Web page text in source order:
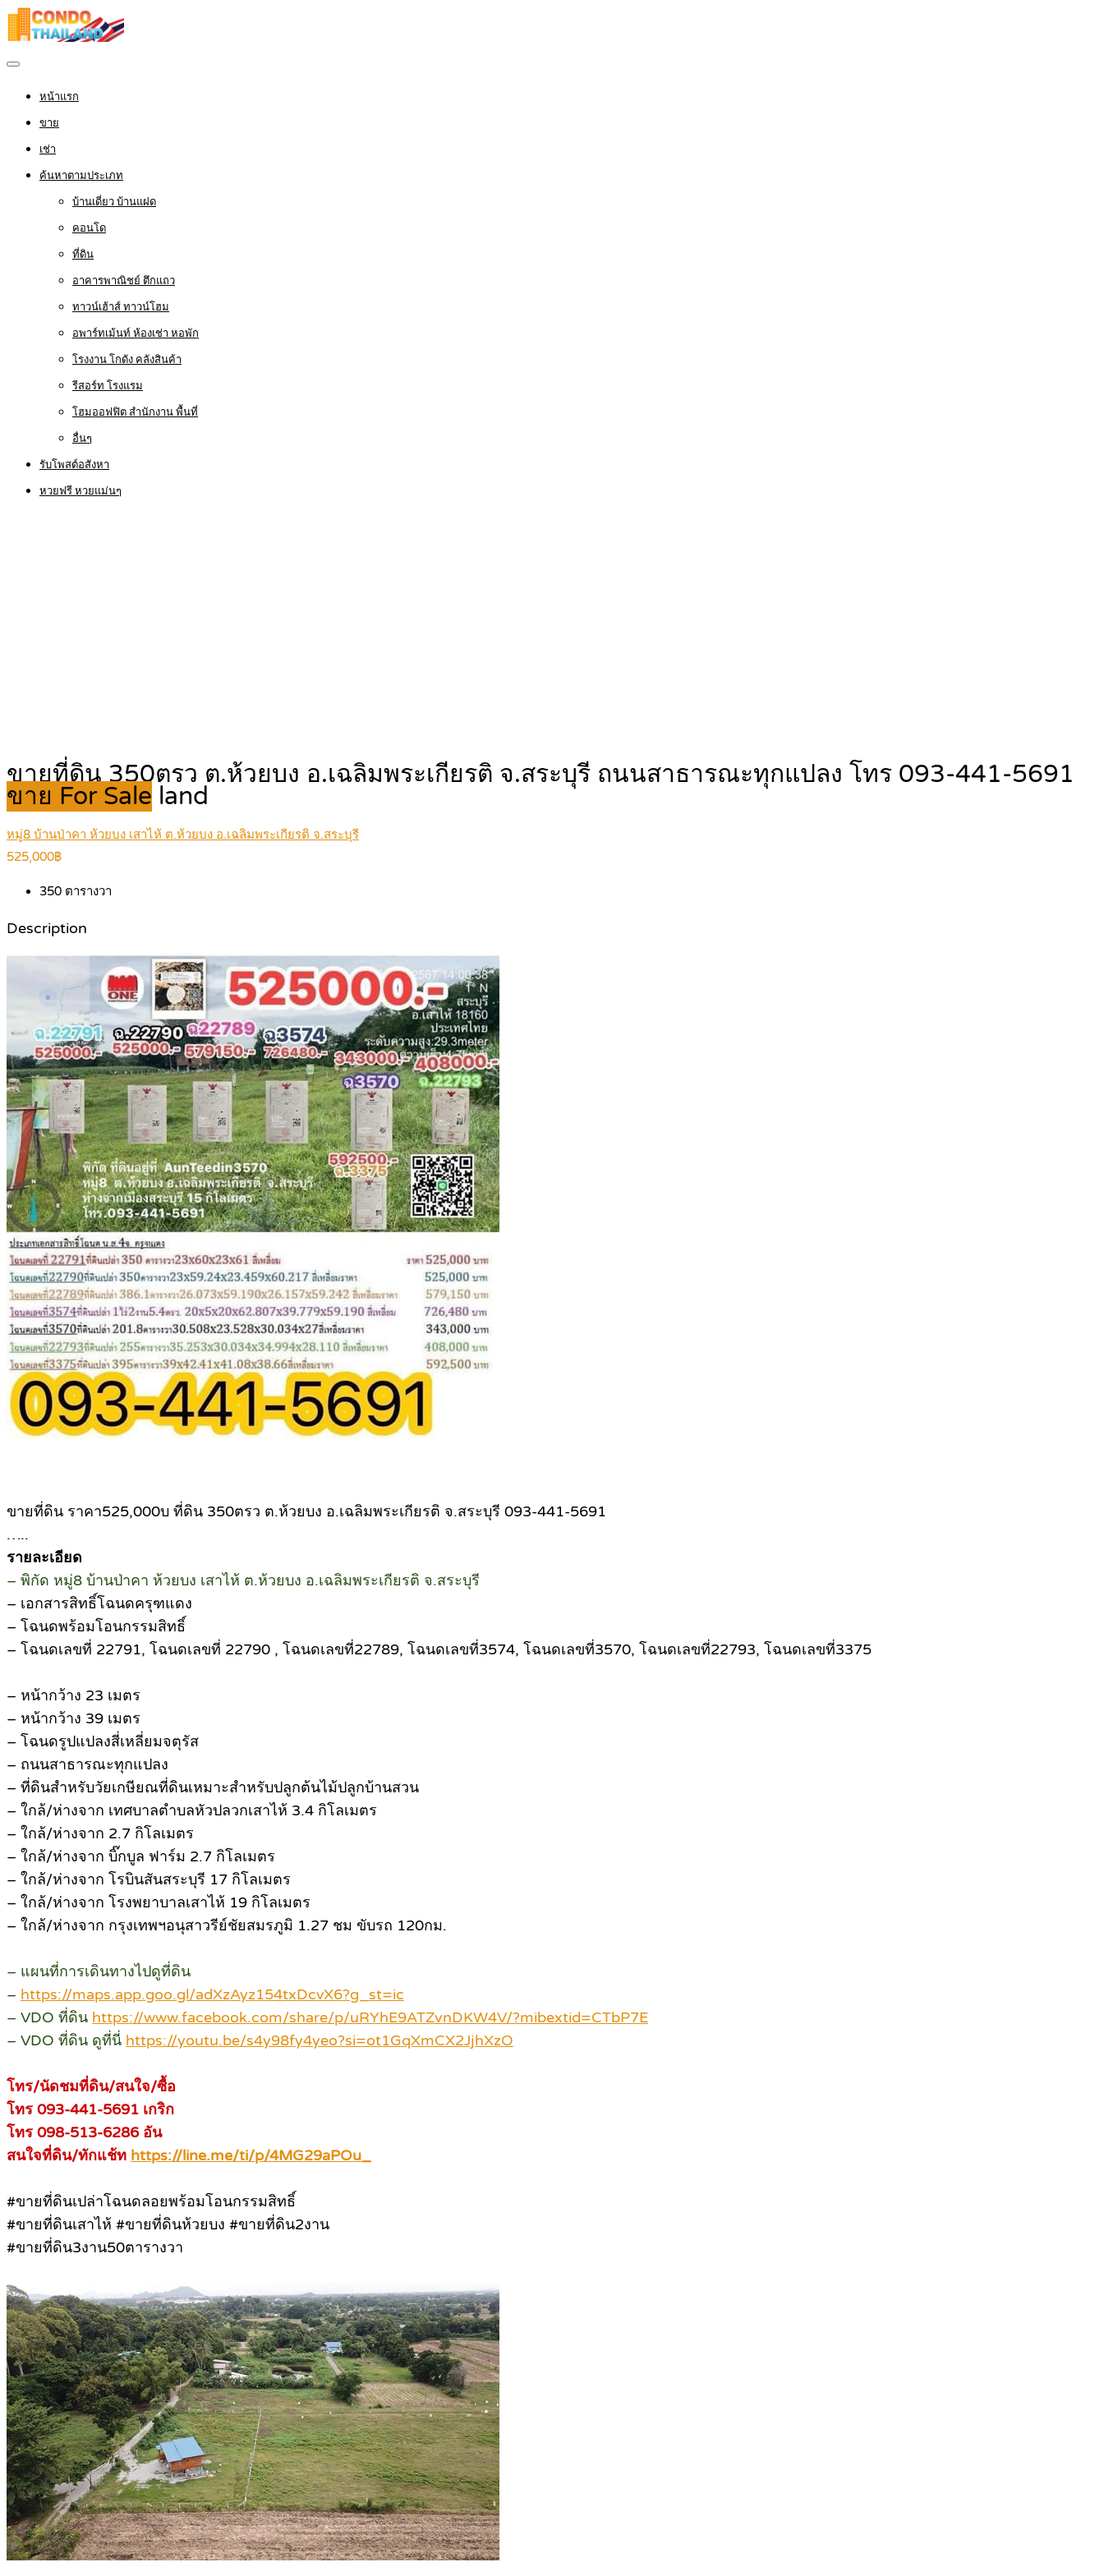
หน้าแรก
ขาย
เช่า
ค้นหาตามประเภท
บ้านเดี่ยว บ้านแฝด
คอนโด
ที่ดิน
อาคารพาณิชย์ ตึกแถว
ทาวน์เฮ้าส์ ทาวน์โฮม
อพาร์ทเม้นท์ ห้องเช่า หอพัก
โรงงาน โกดัง คลังสินค้า
รีสอร์ท โรงแรม
โฮมออฟฟิต สำนักงาน พื้นที่
อื่นๆ
รับโพสต์อสังหา
หวยฟรี หวยแม่นๆ
ขายที่ดิน 350ตรว ต.ห้วยบง อ.เฉลิมพระเกียรติ จ.สระบุรี ถนนสาธารณะทุกแปลง โทร 093-441-5691
ขาย For Sale land
หมู่8 บ้านป่าคา ห้วยบง เสาไห้ ต.ห้วยบง อ.เฉลิมพระเกียรติ จ.สระบุรี
525,000฿
350 ตารางวา
Description
ขายที่ดิน ราคา525,000บ ที่ดิน 350ตรว ต.ห้วยบง อ.เฉลิมพระเกียรติ จ.สระบุรี 093-441-5691
…..
รายละเอียด
– พิกัด หมู่8 บ้านป่าคา ห้วยบง เสาไห้ ต.ห้วยบง อ.เฉลิมพระเกียรติ จ.สระบุรี
– เอกสารสิทธิ์โฉนดครุฑแดง
– โฉนดพร้อมโอนกรรมสิทธิ์
– โฉนดเลขที่ 22791, โฉนดเลขที่ 22790 , โฉนดเลขที่22789, โฉนดเลขที่3574, โฉนดเลขที่3570, โฉนดเลขที่22793, โฉนดเลขที่3375
– หน้ากว้าง 23 เมตร
– หน้ากว้าง 39 เมตร
– โฉนดรูปแปลงสี่เหลี่ยมจตุรัส
– ถนนสาธารณะทุกแปลง
– ที่ดินสำหรับวัยเกษียณที่ดินเหมาะสำหรับปลูกต้นไม้ปลูกบ้านสวน
– ใกล้/ห่างจาก เทศบาลตำบลหัวปลวกเสาไห้ 3.4 กิโลเมตร
– ใกล้/ห่างจาก 2.7 กิโลเมตร
– ใกล้/ห่างจาก บิ๊กบูล ฟาร์ม 2.7 กิโลเมตร
– ใกล้/ห่างจาก โรบินสันสระบุรี 17 กิโลเมตร
– ใกล้/ห่างจาก โรงพยาบาลเสาไห้ 19 กิโลเมตร
– ใกล้/ห่างจาก กรุงเทพฯอนุสาวรีย์ชัยสมรภูมิ 1.27 ชม ขับรถ 120กม.
– แผนที่การเดินทางไปดูที่ดิน
– https://maps.app.goo.gl/adXzAyz154txDcvX6?g_st=ic
– VDO ที่ดิน https://www.facebook.com/share/p/uRYhE9ATZvnDKW4V/?mibextid=CTbP7E
– VDO ที่ดิน ดูที่นี่ https://youtu.be/s4y98fy4yeo?si=ot1GqXmCX2JjhXzO
โทร/นัดชมที่ดิน/สนใจ/ซื้อ
โทร 093-441-5691 เกริก
โทร 098-513-6286 อัน
สนใจที่ดิน/ทักแช้ท https://line.me/ti/p/4MG29aPOu_
#ขายที่ดินเปล่าโฉนดลอยพร้อมโอนกรรมสิทธิ์
#ขายที่ดินเสาไห้ #ขายที่ดินห้วยบง #ขายที่ดิน2งาน
#ขายที่ดิน3งาน50ตารางวา